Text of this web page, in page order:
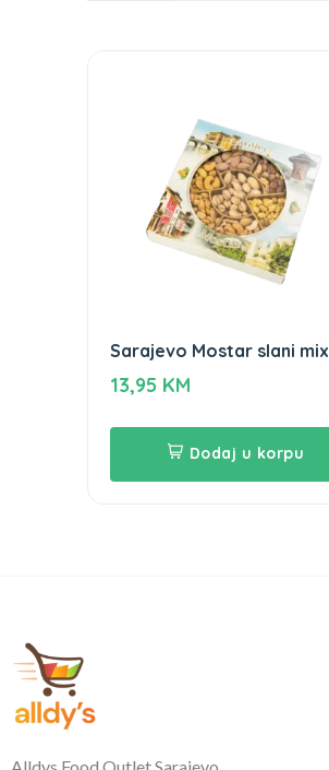
Sarajevo Mostar slani mix
Gameha 320g
13,95 KM
Dodaj u korpu